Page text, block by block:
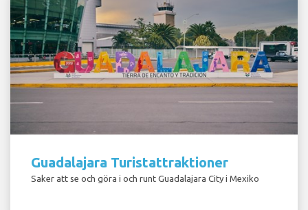
Guadalajara Turistattraktioner
Saker att se och göra i och runt Guadalajara City i Mexiko